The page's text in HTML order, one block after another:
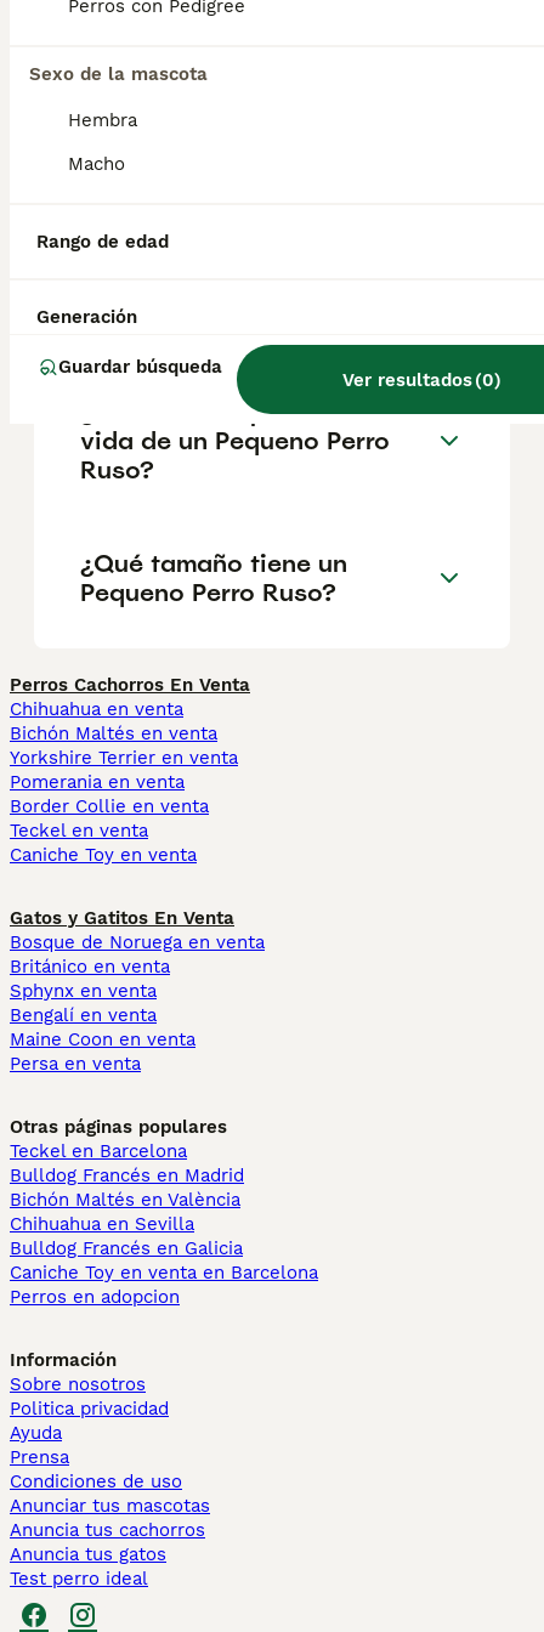
Perros con Pedigree
Sexo de la mascota
Hembra
Macho
Rango de edad
Generación
Guardar búsqueda
Ver resultados(0)
¿Cómo es el carácter de
Pequeno Perro Ruso?
Pequeno Perro Ruso?
¿Cuál es la esperanza de
vida de un Pequeno Perro
Ruso?
¿Qué tamaño tiene un
Pequeno Perro Ruso?
Perros Cachorros En Venta
Chihuahua en venta
Bichón Maltés en venta
Yorkshire Terrier en venta
Pomerania en venta
Border Collie en venta
Teckel en venta
Caniche Toy en venta
Gatos y Gatitos En Venta
Bosque de Noruega en venta
Británico en venta
Sphynx en venta
Bengalí en venta
Maine Coon en venta
Persa en venta
Otras páginas populares
Teckel en Barcelona
Bulldog Francés en Madrid
Bichón Maltés en València
Chihuahua en Sevilla
Bulldog Francés en Galicia
Caniche Toy en venta en Barcelona
Perros en adopcion
Información
Sobre nosotros
Politica privacidad
Ayuda
Prensa
Condiciones de uso
Anunciar tus mascotas
Anuncia tus cachorros
Anuncia tus gatos
Test perro ideal